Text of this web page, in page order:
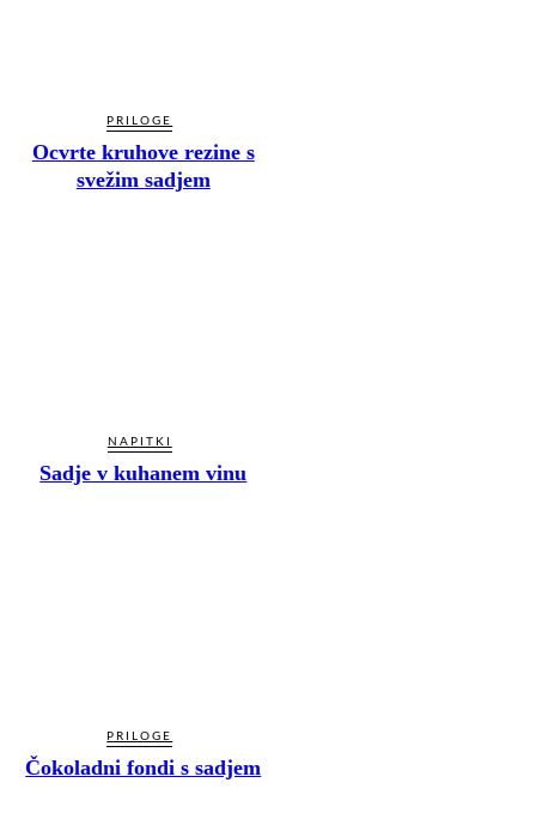
PRILOGE
Ocvrte kruhove rezine s
svežim sadjem
NAPITKI
Sadje v kuhanem vinu
PRILOGE
Čokoladni fondi s sadjem